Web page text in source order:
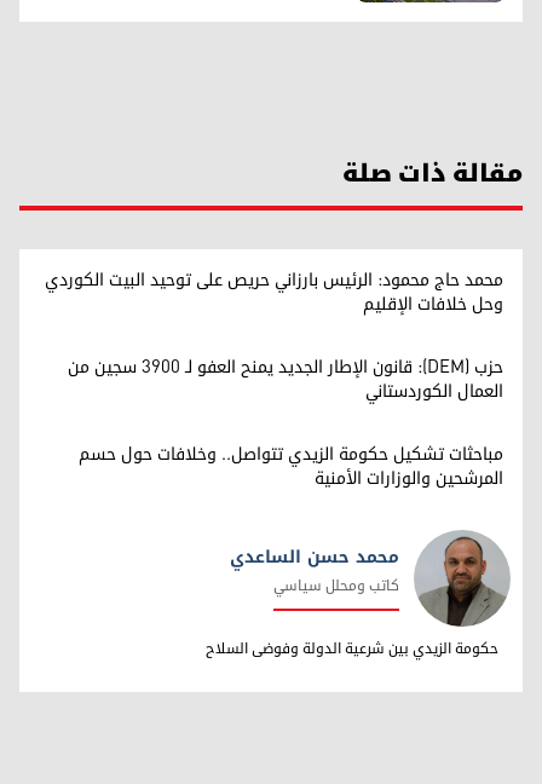
مقالة ذات صلة
محمد حاج محمود: الرئيس بارزاني حريص على توحيد البيت الكوردي
وحل خلافات الإقليم
حزب (DEM): قانون الإطار الجديد يمنح العفو لـ 3900 سجين من
العمال الكوردستاني
مباحثات تشكيل حكومة الزيدي تتواصل.. وخلافات حول حسم
المرشحين والوزارات الأمنية
محمد حسن الساعدي
محمد حسن الساعدي
كاتب ومحلل سياسي
حكومة الزيدي بين شرعية الدولة وفوضى السلاح